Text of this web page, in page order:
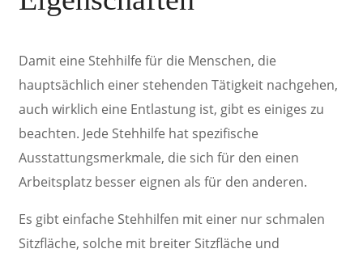
Damit eine Stehhilfe für die Menschen, die
hauptsächlich einer stehenden Tätigkeit nachgehen,
auch wirklich eine Entlastung ist, gibt es einiges zu
beachten. Jede Stehhilfe hat spezifische
Ausstattungsmerkmale, die sich für den einen
Arbeitsplatz besser eignen als für den anderen.
Es gibt einfache Stehhilfen mit einer nur schmalen
Sitzfläche, solche mit breiter Sitzfläche und